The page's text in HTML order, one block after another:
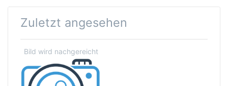
Zuletzt angesehen